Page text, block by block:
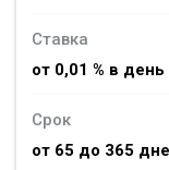
Ставка
от 0,01 % в день
Срок
от 65 до 365